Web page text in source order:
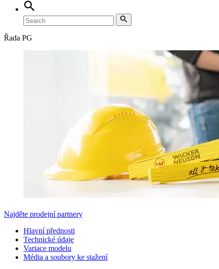
Řada PG
Najděte prodejní partnery
Hlavní přednosti
Technické údaje
Variace modelu
Média a soubory ke stažení